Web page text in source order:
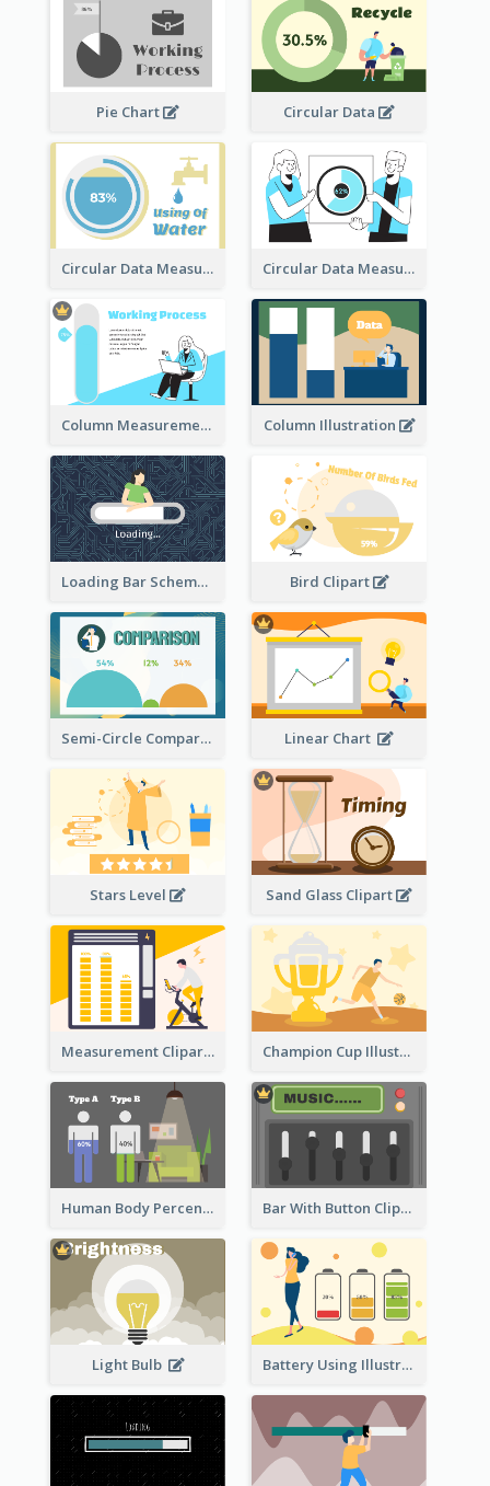
Pie Chart Circular Data
Circular Data Measurement Circular Data Measurement
Column Measurement clipart Column Illustration
Loading Bar Schematic Diagram Bird Clipart
Semi-Circle Comparison Linear Chart
Stars Level Sand Glass Clipart
Measurement Clipart Champion Cup Illustration
Human Body Percentage Comparison Bar With Button Clipart
Light Bulb Battery Using Illustration